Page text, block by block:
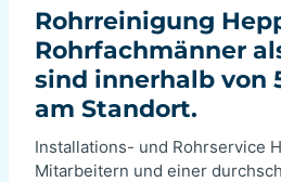
Rohrreinigung
Rohrfachmänner
sind innerhalb von
am Standort.
Installations- und Rohrservice
Mitarbeitern und einer